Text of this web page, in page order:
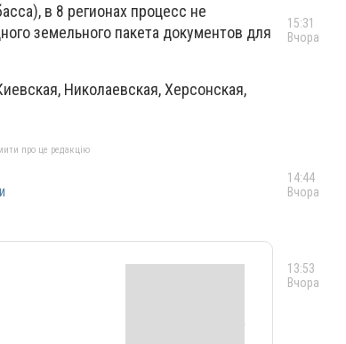
в 8 регионах процесс не
земельного пакета документов для
Николаевская, Херсонская,
про це редакцію
15:31
Вчора
14:44
Вчора
13:53
Вчора